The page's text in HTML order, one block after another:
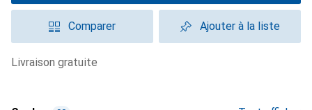
Comparer Ajouter à la liste
livraison gratuite